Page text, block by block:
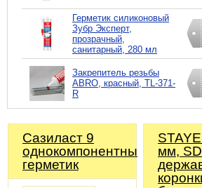
Герметик силиконовый
Зубр Эксперт,
прозрачный,
санитарный, 280 мл
Закрепитель резьбы
ABRO, красный, TL-371-
R
Сазиласт 9
однокомпонентный
герметик
мм,